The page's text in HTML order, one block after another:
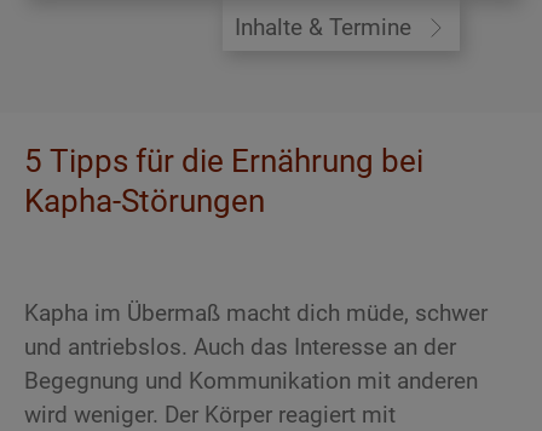
Inhalte & Termine
5 Tipps für die Ernährung bei
Kapha-Störungen
Kapha im Übermaß macht dich müde, schwer
und antriebslos. Auch das Interesse an der
Begegnung und Kommunikation mit anderen
wird weniger. Der Körper reagiert mit